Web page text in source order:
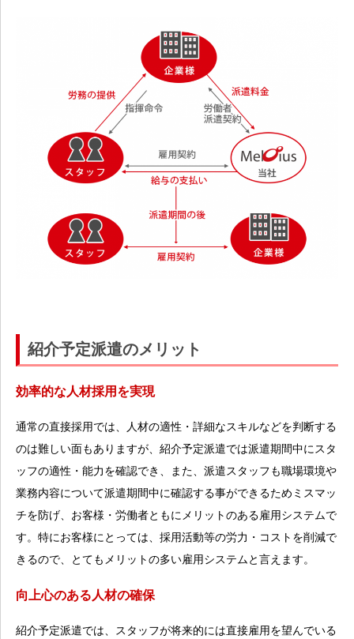
紹介予定派遣のメリット
効率的な人材採用を実現
通常の直接採用では、人材の適性・詳細なスキルなどを判断する
のは難しい面もありますが、紹介予定派遣では派遣期間中にスタ
ッフの適性・能力を確認でき、また、派遣スタッフも職場環境や
業務内容について派遣期間中に確認する事ができるためミスマッ
チを防げ、お客様・労働者ともにメリットのある雇用システムで
す。特にお客様にとっては、採用活動等の労力・コストを削減で
きるので、とてもメリットの多い雇用システムと言えます。
向上心のある人材の確保
紹介予定派遣では、スタッフが将来的には直接雇用を望んでいる